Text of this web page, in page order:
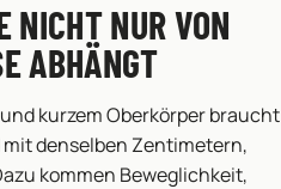
NUR VON D
kurzem Oberkörper braucht
denselben Zentimetern,
kommen Beweglichkeit,